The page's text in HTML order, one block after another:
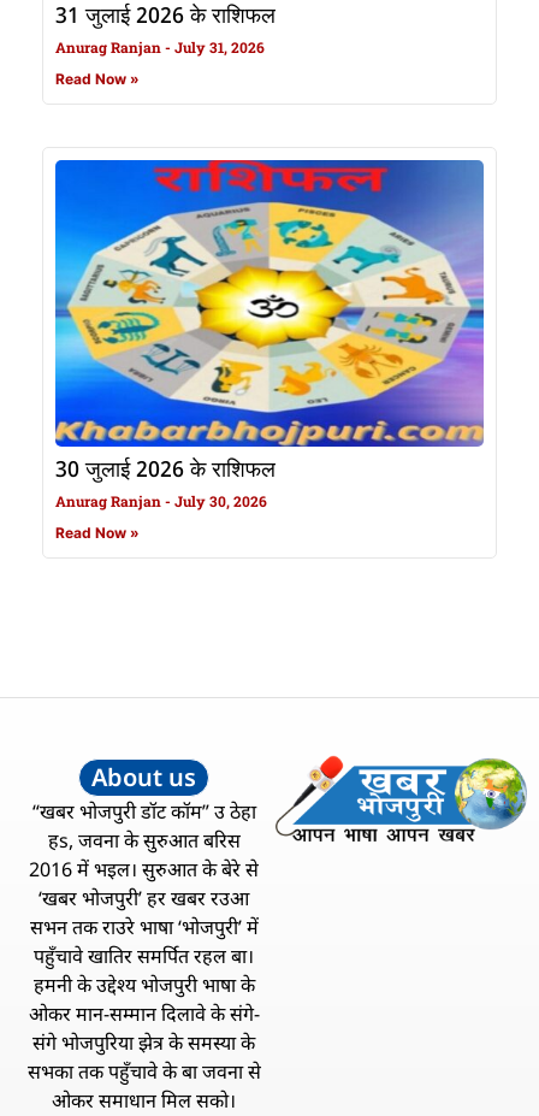
31 जुलाई 2026 के राशिफल
Anurag Ranjan July 31, 2026
Read Now »
30 जुलाई 2026 के राशिफल
Anurag Ranjan July 30, 2026
Read Now »
About us
“खबर भोजपुरी डॉट कॉम” उ ठेहा
हs, जवना के सुरुआत बरिस
2016 में भइल। सुरुआत के बेरे से
‘खबर भोजपुरी’ हर खबर रउआ
सभन तक राउरे भाषा ‘भोजपुरी’ में
पहुँचावे खातिर समर्पित रहल बा।
हमनी के उद्देश्य भोजपुरी भाषा के
ओकर मान-सम्मान दिलावे के संगे-
संगे भोजपुरिया झेत्र के समस्या के
सभका तक पहुँचावे के बा जवना से
ओकर समाधान मिल सको।